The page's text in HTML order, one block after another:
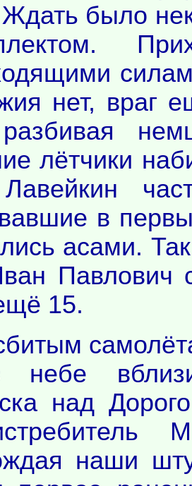
было
нет, враг
лётчики
в
асами.
Павлович
15.
небе
над
наши